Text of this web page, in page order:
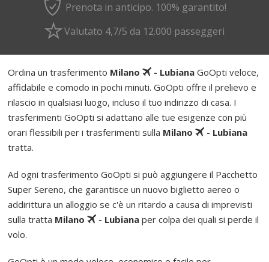
Prenota in anticipo. 100% garantito!
Valutato 4,7/5 da 12.000 passeggeri
Ordina un trasferimento Milano - Lubiana GoOpti veloce,
affidabile e comodo in pochi minuti. GoOpti offre il prelievo e
rilascio in qualsiasi luogo, incluso il tuo indirizzo di casa. I
trasferimenti GoOpti si adattano alle tue esigenze con più
orari flessibili per i trasferimenti sulla Milano
- Lubiana
tratta.
Ad ogni trasferimento GoOpti si può aggiungere il Pacchetto
Super Sereno, che garantisce un nuovo biglietto aereo o
addirittura un alloggio se c'è un ritardo a causa di imprevisti
sulla tratta Milano - Lubiana per colpa dei quali si perde il
volo.